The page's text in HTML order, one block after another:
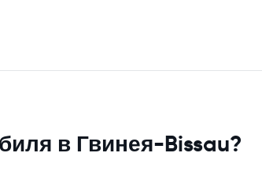
в Гвинея-Bissau?